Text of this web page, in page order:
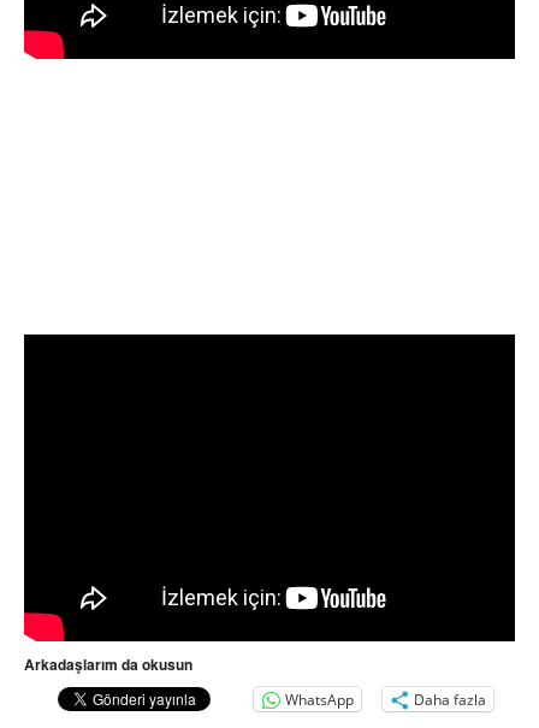
Arkadaşlarım da okusun
WhatsApp Daha fazla